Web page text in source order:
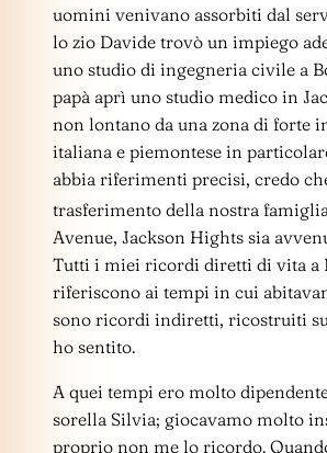
uomini venivano assorbiti dal
lo zio Davide trovò un impiego
uno studio di ingegneria civile a
papà aprì uno studio medico in
non lontano da una zona di forte
italiana e piemontese in
abbia riferimenti precisi, credo
trasferimento della nostra famiglia
Avenue, Jackson Hights sia
Tutti i miei ricordi diretti di vita a
riferiscono ai tempi in cui
sono ricordi indiretti, ricostruiti
ho sentito.
A quei tempi ero molto
sorella Silvia; giocavamo molto
proprio non me lo ricordo.